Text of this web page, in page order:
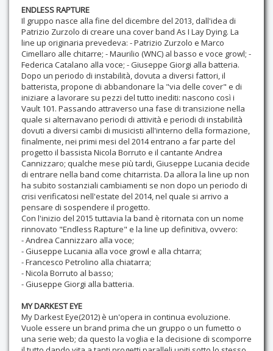
ENDLESSRAPTURE
Il gruppo nasce alla fine del dicembre del 2013, dall'idea di
Patrizio Zurzolo di creare una cover band As I Lay Dying. La
line up originaria prevedeva: - Patrizio Zurzolo e Marco
Cimellaro alle chitarre; - Maurilio (WNC) al basso e voce growl; -
Federica Catalano alla voce; - Giuseppe Giorgi alla batteria.
Dopo un periodo di instabilità, dovuta a diversi fattori, il
batterista, propone di abbandonare la "via delle cover" e di
iniziare a lavorare su pezzi del tutto inediti: nascono così i
Vault 101. Passando attraverso una fase di transizione nella
quale si alternavano periodi di attività e periodi di instabilità
dovuti a diversi cambi di musicisti all'interno della formazione,
finalmente, nei primi mesi del 2014 entrano a far parte del
progetto il bassista Nicola Borruto e il cantante Andrea
Cannizzaro; qualche mese più tardi, Giuseppe Lucania decide
di entrare nella band come chitarrista. Da allora la line up non
ha subito sostanziali cambiamenti se non dopo un periodo di
crisi verificatosi nell'estate del 2014, nel quale si arrivo a
pensare di sospendere il progetto.
Con l'inizio del 2015 tuttavia la band è ritornata con un nome
rinnovato "Endless Rapture" e la line up definitiva, ovvero:
- Andrea Cannizzaro alla voce;
- Giuseppe Lucania alla voce growl e alla chtarra;
- Francesco Petrolino alla chiatarra;
- Nicola Borruto al basso;
- Giuseppe Giorgi alla batteria.
MY DARKEST EYE
My Darkest Eye(2012) è un'opera in continua evoluzione.
Vuole essere un brand prima che un gruppo o un fumetto o
una serie web; da questo la voglia e la decisione di scomporre